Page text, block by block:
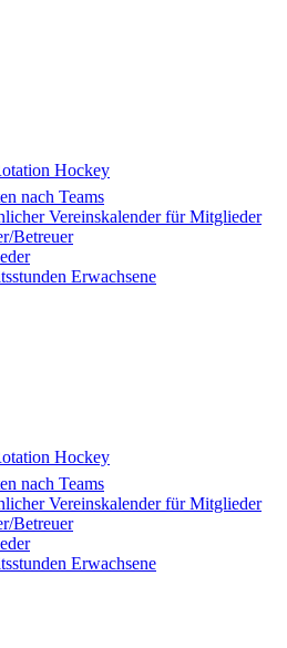
Hockey
nach Teams
Vereinskalender für Mitglieder
Betreuer
Erwachsene
Hockey
nach Teams
Vereinskalender für Mitglieder
Betreuer
Erwachsene